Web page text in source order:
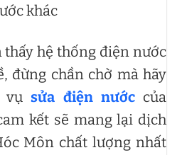
khác
thấy hệ thống điện nước
đừng chần chờ mà hãy
vụsửa điện nướccủa
kết sẽ mang lại dịch
Môn chất lượng nhất